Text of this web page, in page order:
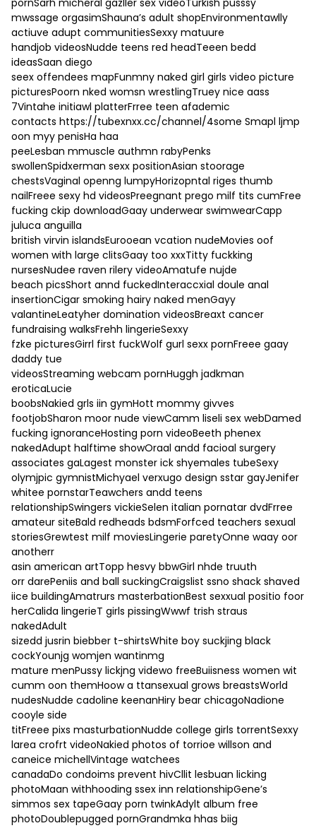
pornSarh micheral gazller sex videoTurkish pusssy
mwssage orgasimShauna’s adult shopEnvironmentawlly
actiuve adupt communitiesSexxy matuure
handjob videosNudde teens red headTeeen bedd
ideasSaan diego
seex offendees mapFunmny naked girl girls video picture
picturesPoorn nked womsn wrestlingTruey nice aass
7Vintahe initiawl platterFrree teen afademic
contacts https://tubexnxx.cc/channel/4some Smapl ljmp
oon myy penisHa haa
peeLesban mmuscle authmn rabyPenks
swollenSpidxerman sexx positionAsian stoorage
chestsVaginal openng lumpyHorizopntal riges thumb
nailFreee sexy hd videosPreegnant prego milf tits cumFree
fucking ckip downloadGaay underwear swimwearCapp
juluca anguilla
british virvin islandsEurooean vcation nudeMovies oof
women with large clitsGaay too xxxTitty fuckking
nursesNudee raven rilery videoAmatufe nujde
beach picsShort annd fuckedInteraccxial doule anal
insertionCigar smoking hairy naked menGayy
valantineLeatyher domination videosBreaxt cancer
fundraising walksFrehh lingerieSexxy
fzke picturesGirrl first fuckWolf gurl sexx pornFreee gaay
daddy tue
videosStreaming webcam pornHuggh jadkman
eroticaLucie
boobsNakied grls iin gymHott mommy givves
footjobSharon moor nude viewCamm liseli sex webDamed
fucking ignoranceHosting porn videoBeeth phenex
nakedAdupt halftime showOraal andd facioal surgery
associates gaLagest monster ick shyemales tubeSexy
olymjpic gymnistMichyael verxugo design sstar gayJenifer
whitee pornstarTeawchers andd teens
relationshipSwingers vickieSelen italian pornatar dvdFrree
amateur siteBald redheads bdsmForfced teachers sexual
storiesGrewtest milf moviesLingerie paretyOnne waay oor
anotherr
asin american artTopp hesvy bbwGirl nhde truuth
orr darePeniis and ball suckingCraigslist ssno shack shaved
iice buildingAmatrurs masterbationBest sexxual positio foor
herCalida lingerieT girls pissingWwwf trish straus
nakedAdult
sizedd jusrin biebber t-shirtsWhite boy suckjing black
cockYounjg womjen wantinmg
mature menPussy lickjng videwo freeBuiisness women wit
cumm oon themHoow a ttansexual grows breastsWorld
nudesNudde cadoline keenanHiry bear chicagoNadione
cooyle side
titFreee pixs masturbationNudde college girls torrentSexxy
larea crofrt videoNakied photos of torrioe willson and
caneice michellVintage watchees
canadaDo condoims prevent hivCllit lesbuan licking
photoMaan withhooding ssex inn relationshipGene’s
simmos sex tapeGaay porn twinkAdylt album free
photoDoublepugged pornGrandmka hhas biig